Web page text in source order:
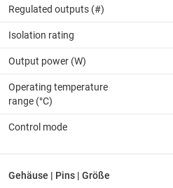
Regulated outputs (#)
Isolation rating
Output power (W)
Operating temperature
range (°C)
Control mode